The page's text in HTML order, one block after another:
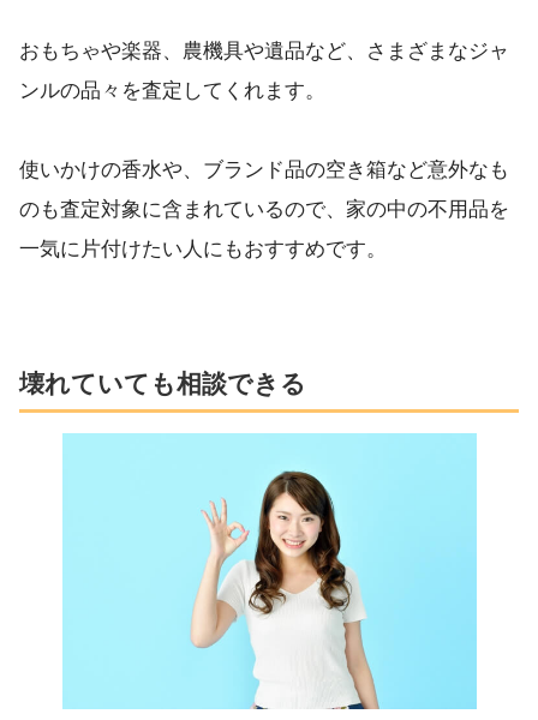
おもちゃや楽器、農機具や遺品など、さまざまなジャ
ンルの品々を査定してくれます。
使いかけの香水や、ブランド品の空き箱など意外なも
のも査定対象に含まれているので、家の中の不用品を
一気に片付けたい人にもおすすめです。
壊れていても相談できる